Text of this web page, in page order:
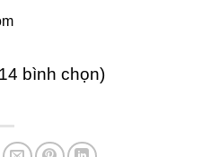
bình chọn)